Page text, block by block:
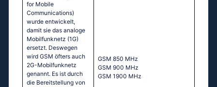
for Mobile
Communications)
wurde entwickelt,
damit sie das analoge
Mobilfunknetz (1G)
ersetzt. Deswegen
wird GSM öfters auch
2G-Mobilfunknetz
genannt. Es ist durch
die Bereitstellung von
GSМ 850 МНz
GSМ 900 МНz
GSМ 1900 МНz